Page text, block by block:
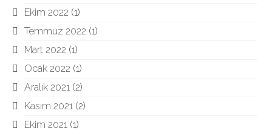
Ekim 2022 (1)
Temmuz 2022 (1)
Mart 2022 (1)
Ocak 2022 (1)
Aralık 2021 (2)
Kasım 2021 (2)
Ekim 2021 (1)